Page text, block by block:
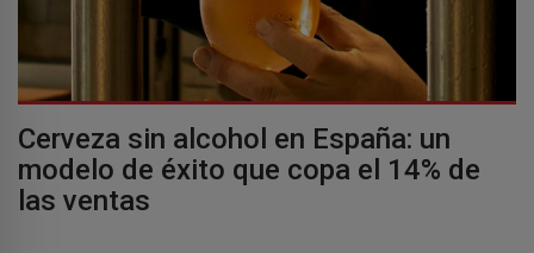
Cerveza sin alcohol en España: un
modelo de éxito que copa el 14% de
las ventas